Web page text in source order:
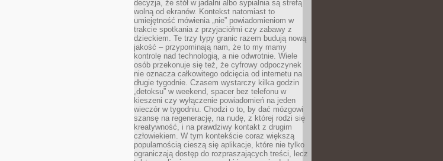
decyzja, że stół w jadalni albo sypialnia są strefą
wolną od ekranów. Kontekst natomiast to
umiejętność mówienia „nie” powiadomieniom w
trakcie spotkania z przyjaciółmi czy zabawy z
dzieckiem. Te trzy typy granic razem budują nową
jakość – przypominają nam, że to my mamy
kontrolę nad technologią, a nie odwrotnie. Wiele
osób przekonuje się też, że cyfrowy odpoczynek
nie oznacza całkowitego odcięcia od internetu na
długie tygodnie. Czasem wystarczy kilka godzin
„detoksu” w weekend, spacer bez telefonu w
kieszeni czy wyłączenie powiadomień na jeden
wieczór w tygodniu. Chodzi o to, by dać mózgowi
szansę na regenerację, na nudę, z której rodzi się
kreatywność, i na prawdziwy kontakt z drugim
człowiekiem. W tym kontekście coraz większą
popularnością cieszą się aplikacje, które nie tylko
ograniczają dostęp do rozpraszających treści, lecz